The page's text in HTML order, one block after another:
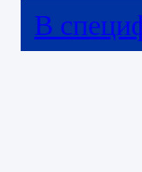
В